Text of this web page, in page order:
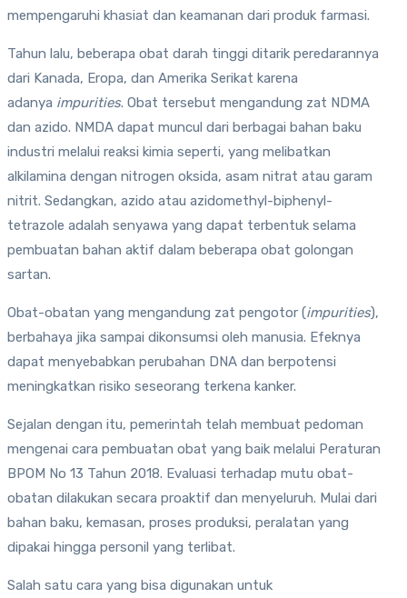
mempengaruhi khasiat dan keamanan dari produk farmasi.
Tahun lalu, beberapa obat darah tinggi ditarik peredarannya
dari Kanada, Eropa, dan Amerika Serikat karena
adanya impurities. Obat tersebut mengandung zat NDMA
dan azido. NMDA dapat muncul dari berbagai bahan baku
industri melalui reaksi kimia seperti, yang melibatkan
alkilamina dengan nitrogen oksida, asam nitrat atau garam
nitrit. Sedangkan, azido atau azidomethyl-biphenyl-
tetrazole adalah senyawa yang dapat terbentuk selama
pembuatan bahan aktif dalam beberapa obat golongan
sartan.
Obat-obatan yang mengandung zat pengotor (impurities),
berbahaya jika sampai dikonsumsi oleh manusia. Efeknya
dapat menyebabkan perubahan DNA dan berpotensi
meningkatkan risiko seseorang terkena kanker.
Sejalan dengan itu, pemerintah telah membuat pedoman
mengenai cara pembuatan obat yang baik melalui Peraturan
BPOM No 13 Tahun 2018. Evaluasi terhadap mutu obat-
obatan dilakukan secara proaktif dan menyeluruh. Mulai dari
bahan baku, kemasan, proses produksi, peralatan yang
dipakai hingga personil yang terlibat.
Salah satu cara yang bisa digunakan untuk